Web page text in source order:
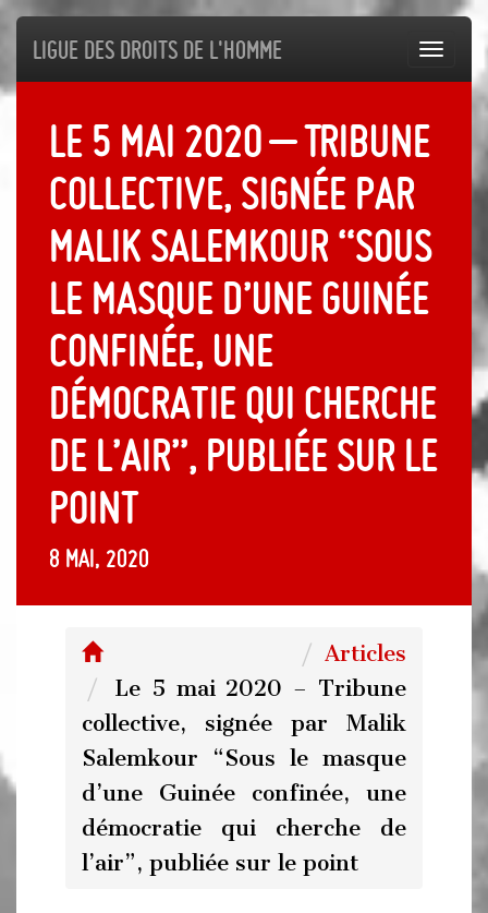
Ligue des droits de l'Homme
Le 5 mai 2020 – Tribune
collective, signée par
Malik Salemkour “Sous
le masque d’une Guinée
confinée, une
démocratie qui cherche
de l’air”, publiée sur le
point
8 mai, 2020
Articles
Le 5 mai 2020 – Tribune
collective, signée par Malik
Salemkour “Sous le masque
d’une Guinée confinée, une
démocratie qui cherche de
l’air”, publiée sur le point